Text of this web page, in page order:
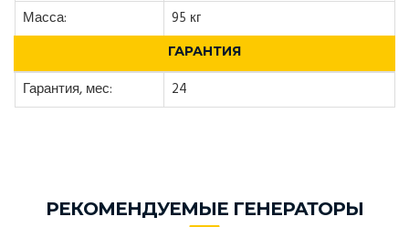
Масса: 95 кг
ГАРАНТИЯ
Гарантия, мес: 24
РЕКОМЕНДУЕМЫЕ ГЕНЕРАТОРЫ